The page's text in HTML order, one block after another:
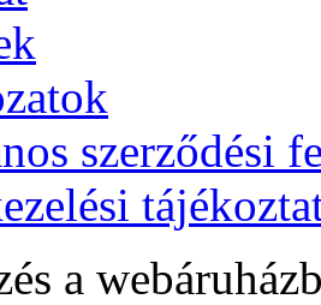
szerződési
a